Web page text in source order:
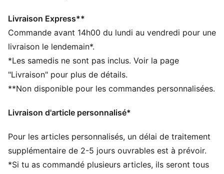
CARACTÉRISTIQUES + AVANTAGES
warmCELL : technologie respirante conçue pour
piéger la chaleur à proximité de ton corps et te garder
dryCELL : technologie ultra-technique qui évacue
l’humidité de votre peau et vous aide à rester au sec
et à l’aise durant l’exercice
recyclés
Coupe : Régulière
Matériau principal : Matière douce assurant la
respirabilité et la légèreté
Livraison Express**
Commande avant 14h00 du lundi au vendredi pour une
livraison le lendemain*.
*Les samedis ne sont pas inclus. Voir la page
"Livraison" pour plus de détails.
**Non disponible pour les commandes personnalisées.
Livraison d'article personnalisé*
Pour les articles personnalisés, un délai de traitement
supplémentaire de 2-5 jours ouvrables est à prévoir.
*Si tu as commandé plusieurs articles, ils seront tous